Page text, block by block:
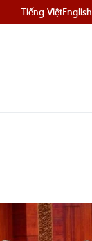
Tiếng ViệtEnglish